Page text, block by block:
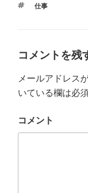
タ
仕事
コメントを残
メールアドレス
いている欄は必
コメント